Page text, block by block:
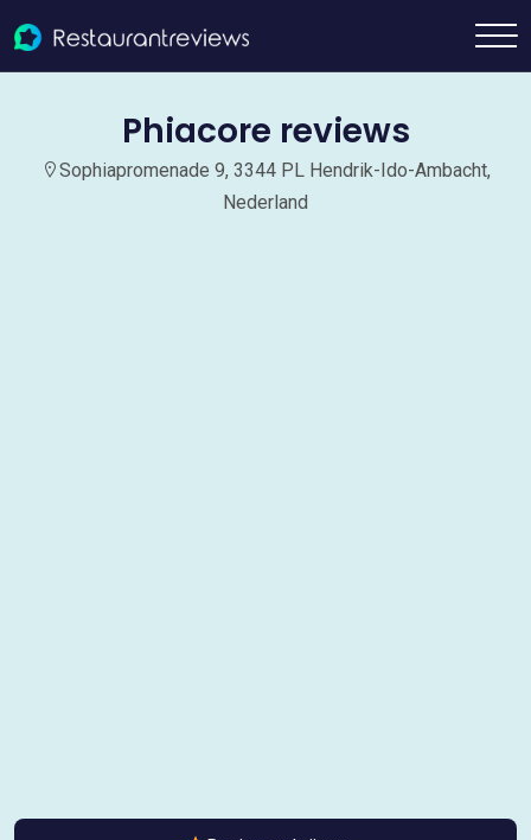
Phiacore reviews
Sophiapromenade 9, 3344 PL Hendrik-Ido-Ambacht,
Nederland